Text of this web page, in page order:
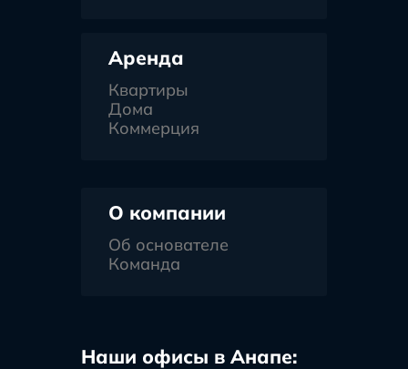
Аренда
Квартиры
Дома
Коммерция
О компании
Об основателе
Команда
Наши офисы в Анапе: